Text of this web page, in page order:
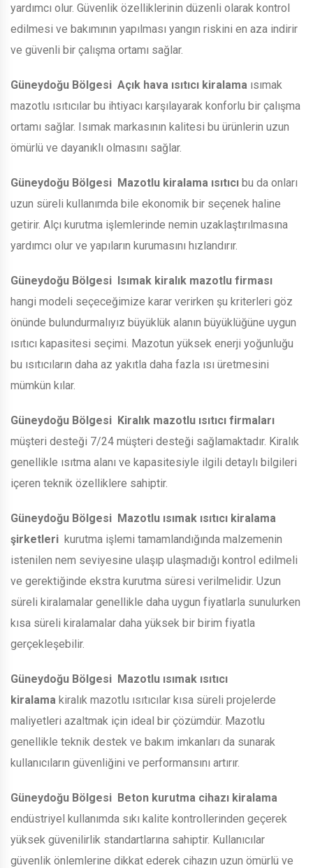
yardımcı olur. Güvenlik özelliklerinin düzenli olarak kontrol
edilmesi ve bakımının yapılması yangın riskini en aza indirir
ve güvenli bir çalışma ortamı sağlar.
Güneydoğu Bölgesi Açık hava ısıtıcı kiralama ısımak
mazotlu ısıtıcılar bu ihtiyacı karşılayarak konforlu bir çalışma
ortamı sağlar. Isımak markasının kalitesi bu ürünlerin uzun
ömürlü ve dayanıklı olmasını sağlar.
Güneydoğu Bölgesi Mazotlu kiralama ısıtıcı bu da onları
uzun süreli kullanımda bile ekonomik bir seçenek haline
getirir. Alçı kurutma işlemlerinde nemin uzaklaştırılmasına
yardımcı olur ve yapıların kurumasını hızlandırır.
Güneydoğu Bölgesi Isımak kiralık mazotlu firması
hangi modeli seçeceğimize karar verirken şu kriterleri göz
önünde bulundurmalıyız büyüklük alanın büyüklüğüne uygun
ısıtıcı kapasitesi seçimi. Mazotun yüksek enerji yoğunluğu
bu ısıtıcıların daha az yakıtla daha fazla ısı üretmesini
mümkün kılar.
Güneydoğu Bölgesi Kiralık mazotlu ısıtıcı firmaları
müşteri desteği 7/24 müşteri desteği sağlamaktadır. Kiralık
genellikle ısıtma alanı ve kapasitesiyle ilgili detaylı bilgileri
içeren teknik özelliklere sahiptir.
Güneydoğu Bölgesi Mazotlu ısımak ısıtıcı kiralama
şirketleri kurutma işlemi tamamlandığında malzemenin
istenilen nem seviyesine ulaşıp ulaşmadığı kontrol edilmeli
ve gerektiğinde ekstra kurutma süresi verilmelidir. Uzun
süreli kiralamalar genellikle daha uygun fiyatlarla sunulurken
kısa süreli kiralamalar daha yüksek bir birim fiyatla
gerçekleşebilir.
Güneydoğu Bölgesi Mazotlu ısımak ısıtıcı
kiralama kiralık mazotlu ısıtıcılar kısa süreli projelerde
maliyetleri azaltmak için ideal bir çözümdür. Mazotlu
genellikle teknik destek ve bakım imkanları da sunarak
kullanıcıların güvenliğini ve performansını artırır.
Güneydoğu Bölgesi Beton kurutma cihazı kiralama
endüstriyel kullanımda sıkı kalite kontrollerinden geçerek
yüksek güvenilirlik standartlarına sahiptir. Kullanıcılar
güvenlik önlemlerine dikkat ederek cihazın uzun ömürlü ve